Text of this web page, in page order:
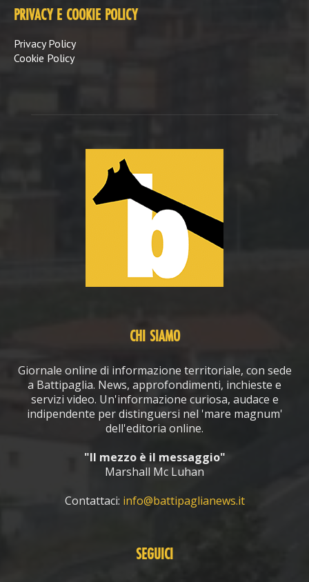
PRIVACY E COOKIE POLICY
Privacy Policy
Cookie Policy
CHI SIAMO
Giornale online di informazione territoriale, con sede
a Battipaglia. News, approfondimenti, inchieste e
servizi video. Un'informazione curiosa, audace e
indipendente per distinguersi nel 'mare magnum'
dell'editoria online.
"Il mezzo è il messaggio"
Marshall Mc Luhan
Contattaci: info@battipaglianews.it
SEGUICI